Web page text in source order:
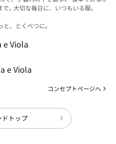
で｡ 大切な毎日に、いつもいる服。
と、とくべつに｡
コンセプトページへ
ドトップ